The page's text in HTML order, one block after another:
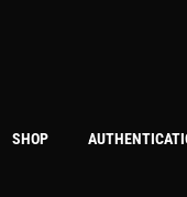
SHOP